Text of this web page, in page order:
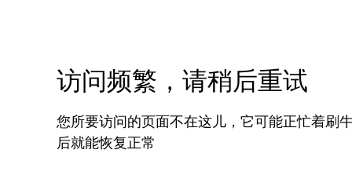
访问频繁，请稍后重试
您所要访问的页面不在这儿，它可能正忙着刷
后就能恢复正常